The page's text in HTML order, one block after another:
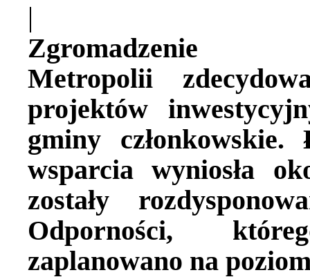
|
Zgromadzenie
Metropolii
projektów
gminy członkowskie.
wsparcia wyniosła
zostały
Odporności,
zaplanowano na